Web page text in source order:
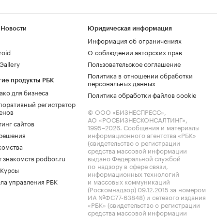
продукты РБК
для бизнеса
регистратор
сайтов
знакомств podbor.ru
управления РБК
Юридическая информация
Информация об ограничениях
О соблюдении авторских прав
Пользовательское соглашение
Политика в отношении обработки
персональных данных
Политика обработки файлов cookie
© ООО «БИЗНЕСПРЕСС»,
АО «РОСБИЗНЕСКОНСАЛТИНГ»,
1995–2026. Сообщения и материалы
информационного агентства «РБК»
(свидетельство о регистрации
средства массовой информации
выдано Федеральной службой
по надзору в сфере связи,
информационных технологий
и массовых коммуникаций
(Роскомнадзор) 09.12.2015 за номером
ИА №ФС77-63848) и сетевого издания
«РБК» (свидетельство о регистрации
средства массовой информации